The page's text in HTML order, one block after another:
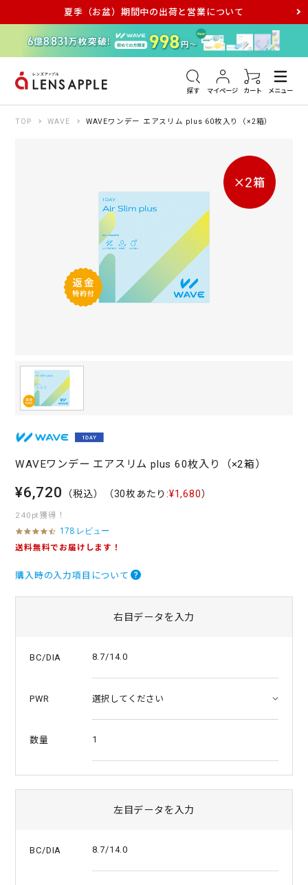
夏季（お盆）期間中の出荷と営業について
探す マイページ カート メニュー
アキュビュー メダリスト メガネ
TOP WAVE WAVEワンデー エアスリム plus 60枚入り（×2箱）
WAVEワンデー エアスリム plus 60枚入り（×2箱）
¥6,720 （税込） （30枚あたり:¥1,680）
240pt獲得！
4
.
t
n
178 レビュー
送料無料でお届けします！
購入時の入力項目について
右目データを入力
BC/DIA 8.7/14.0
PWR
数量 1
左目データを入力
BC/DIA 8.7/14.0